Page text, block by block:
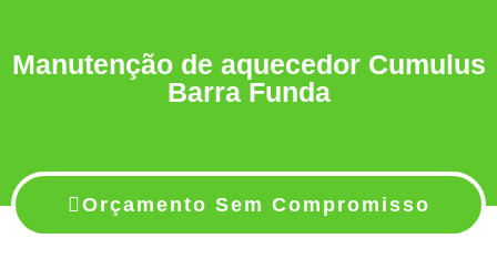
Manutenção de aquecedor Cumulus
Barra Funda
Orçamento Sem Compromisso